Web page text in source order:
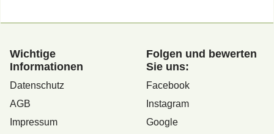
Wichtige
Informationen
Datenschutz
AGB
Impressum
Folgen und bewerten
Sie uns:
Facebook
Instagram
Google